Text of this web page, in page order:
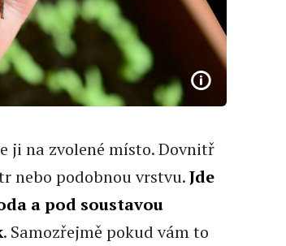
ji na zvolené místo. Dovnitř
nebo podobnou vrstvu.Jde
a pod soustavou
. Samozřejmě pokud vám to